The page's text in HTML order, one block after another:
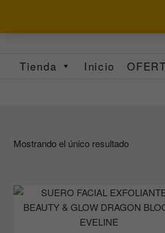
contenido
Tienda Inicio
Mostrando el único resultado